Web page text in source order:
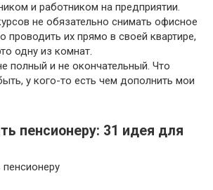
и работником на предприятии.
не обязательно снимать офисное
их прямо в своей квартире,
одну из комнат.
полный и не окончательный. Что
у кого-то есть чем дополнить мои
пенсионеру: 31 идея для